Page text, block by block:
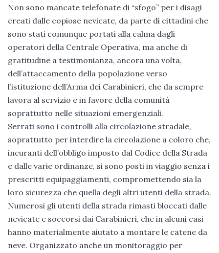
Non sono mancate telefonate di “sfogo” per i disagi
creati dalle copiose nevicate, da parte di cittadini che
sono stati comunque portati alla calma dagli
operatori della Centrale Operativa, ma anche di
gratitudine a testimonianza, ancora una volta,
dell’attaccamento della popolazione verso
l’istituzione dell’Arma dei Carabinieri, che da sempre
lavora al servizio e in favore della comunità
soprattutto nelle situazioni emergenziali.
Serrati sono i controlli alla circolazione stradale,
soprattutto per interdire la circolazione a coloro che,
incuranti dell’obbligo imposto dal Codice della Strada
e dalle varie ordinanze, si sono posti in viaggio senza i
prescritti equipaggiamenti, compromettendo sia la
loro sicurezza che quella degli altri utenti della strada.
Numerosi gli utenti della strada rimasti bloccati dalle
nevicate e soccorsi dai Carabinieri, che in alcuni casi
hanno materialmente aiutato a montare le catene da
neve. Organizzato anche un monitoraggio per